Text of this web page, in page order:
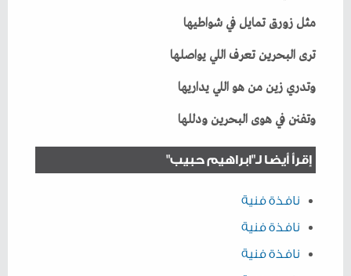
مثل‭ ‬زورق‭ ‬تمايل‭ ‬في‭ ‬شواطيها
ترى‭ ‬البحرين‭ ‬تعرف‭ ‬اللي‭ ‬يواصلها
وتدري‭ ‬زين‭ ‬من‭ ‬هو‭ ‬اللي‭ ‬يداريها
وتفنن‭ ‬في‭ ‬هوى‭ ‬البحرين‭ ‬ودللها
إقرأ أيضا لـ"ابراهيم حبيب"
نافذة فنية
نافذة فنية
نافذة فنية